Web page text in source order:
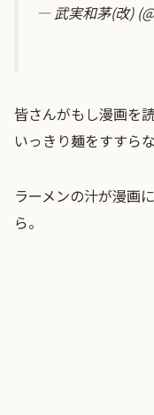
— 武実和茅(改)
皆さんがもし漫画を
いっきり麺をすすら
ラーメンの汁が漫画
ら。